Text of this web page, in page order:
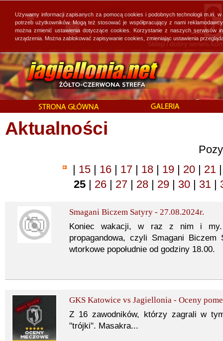
Aktualności
| 15 | 16 | 17 | 18 | 19 | 20 | 21 |
25 | 26 | 27 | 28 | 29 | 30 | 31 |
Smagani Biczem Satyry - 27.08.2024r.
Koniec wakacji, w raz z nim i my.
propagandowa, czyli Smagani
wtorkowe popołudnie od godziny 18.00.
GKS Katowice vs Jagiellonia - Oceny
Z 16 zawodników, którzy zagrali w
"trójki". Masakra...
Używamy informacji zapisanych za pomocą cookies i podobnych technologii
potrzeb użytkowników. Mogą też stosować je współpracujący z nami
można zmienić ustawienia dotyczące cookies. Korzystanie z naszych
urządzenia. Można zablokować zapisywanie cookies, zmieniając ustawienia